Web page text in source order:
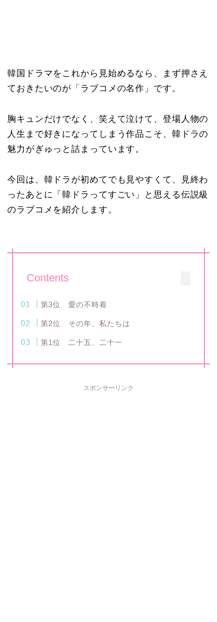
韓国ドラマをこれから見始めるなら、まず押さえ
ておきたいのが「ラブコメの名作」です。
胸キュンだけでなく、笑えて泣けて、登場人物の
人生まで好きになってしまう作品こそ、韓ドラの
魅力がぎゅっと詰まっています。
今回は、韓ドラが初めてでも見やすくて、見終わ
ったあとに「韓ドラってすごい」と思える伝説級
のラブコメを紹介します。
Contents
第3位 愛の不時着
第2位 その年、私たちは
第1位 二十五、二十一
スポンサーリンク